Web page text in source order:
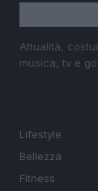
Attualità,
musica, tv e
Lifestyle
Bellezza
Fitness